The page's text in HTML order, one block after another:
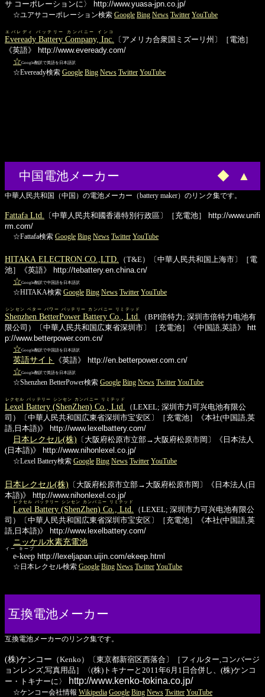
サ コーポレーションに〉
http://www.yuasa-jpn.co.jp/
☆ユアサコーポレーション検索 Google Bing News Twitter YouTube
Eveready Battery Company, Inc.
エバレディ バッテリー カンパニー インコ
〔アメリカ合衆国ミズーリ州〕［電池］
《英語》
http://www.eveready.com/
☆Google翻訳で英語を日本語訳
☆Eveready検索 Google Bing News Twitter YouTube
中国電池メーカー ◆ ▲
中華人民共和国（中国）の電池メーカー（battery maker）のリンク集です。
Fattafa Ltd. 〔中華人民共和國香港特別行政區〕［充電池］
http://www.unifi
rm.com/
☆Fattafa検索 Google Bing News Twitter YouTube
HITAKA ELECTRON CO.,LTD.
（T&E）〔中華人民共和国上海市〕［電
池］《英語》
http://tebattery.en.china.cn/
☆Google翻訳で中国語を日本語訳
☆HITAKA検索 Google Bing News Twitter YouTube
Shenzhen BetterPower Battery Co., Ltd.
シンセン ベター パワー バッテリー カンパニー リミテッド
（BPI倍特力; 深圳市倍特力电池有
限公司）〔中華人民共和国広東省深圳市〕［充電池］《中国語,英語》
htt
p://www.betterpower.com.cn/
☆Google翻訳で中国語を日本語訳
英語サイト 《英語》 http://en.betterpower.com.cn/
☆Google翻訳で英語を日本語訳
☆Shenzhen BetterPower検索 Google Bing News Twitter YouTube
Lexel Battery (ShenZhen) Co., Ltd.
レクセル バッテリー シンセン カンパニー リミテッド
（LEXEL; 深圳市力可兴电池有限公
司）〔中華人民共和国広東省深圳市宝安区〕［充電池］《本社(中国語,英
語,日本語)》
http://www.lexelbattery.com/
日本レクセル(株) 〔大阪府松原市立部→大阪府松原市岡〕《日本法人
(日本語)》
http://www.nihonlexel.co.jp/
☆Lexel Battery検索 Google Bing News Twitter YouTube
日本レクセル(株) 〔大阪府松原市立部→大阪府松原市岡〕《日本法人(日
本語)》
http://www.nihonlexel.co.jp/
Lexel Battery (ShenZhen) Co., Ltd.
レクセル バッテリー シンセン カンパニー リミテッド
（LEXEL; 深圳市力可兴电池有限公
司）〔中華人民共和国広東省深圳市宝安区〕［充電池］《本社(中国語,英
語,日本語)》
http://www.lexelbattery.com/
ニッケル水素充電池
e-keep
イー キープ
http://lexeljapan.uijin.com/ekeep.html
☆日本レクセル検索 Google Bing News Twitter YouTube
互換電池メーカー
互換電池メーカーのリンク集です。
(株)ケンコー （Kenko）〔東京都新宿区西落合〕［フィルター,コンバージ
ョンレンズ,写真用品］〈(株)トキナーと2011年6月1日合併し、(株)ケンコ
ー・トキナーに〉
http://www.kenko-tokina.co.jp/
☆ケンコー会社情報 Wikipedia Google Bing News Twitter YouTube